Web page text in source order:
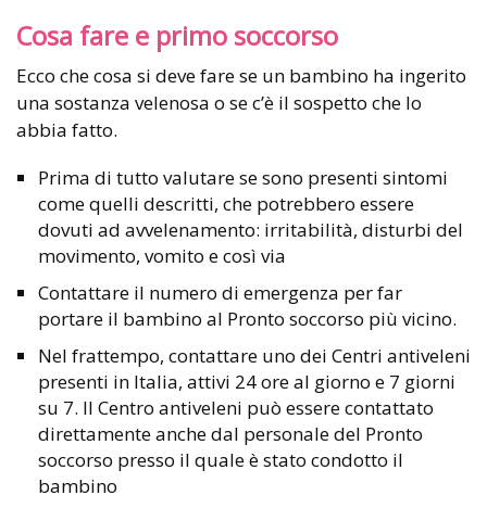
Cosa fare e primo soccorso
Ecco che cosa si deve fare se un bambino ha ingerito
una sostanza velenosa o se c’è il sospetto che lo
abbia fatto.
Prima di tutto valutare se sono presenti sintomi
come quelli descritti, che potrebbero essere
dovuti ad avvelenamento: irritabilità, disturbi del
movimento, vomito e così via
Contattare il numero di emergenza per far
portare il bambino al Pronto soccorso più vicino.
Nel frattempo, contattare uno dei Centri antiveleni
presenti in Italia, attivi 24 ore al giorno e 7 giorni
su 7. Il Centro antiveleni può essere contattato
direttamente anche dal personale del Pronto
soccorso presso il quale è stato condotto il
bambino